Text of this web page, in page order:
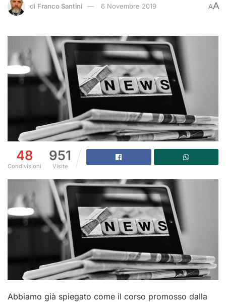
di Franco Santini 6 Novembre 2019 AA
48
Condivisioni
951
Visite
Abbiamo già spiegato come il corso promosso dalla